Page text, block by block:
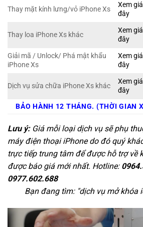
Thay mặt kính lưng/vỏ iPhone Xs
Xem
đây
Thay loa iPhone Xs khác
Xem
đây
Giải mã / Unlock/ Phá mật khẩu
iPhone Xs
Xem
đây
Dịch vụ sửa chữa iPhone Xs khác
Xem
đây
BẢO HÀNH 12 THÁNG. (THỜI GIAN
Lưu ý:Giá mỗi loại dịch vụ sẽ phụ
máy điện thoại iPhone do đó quý
trực tiếp trung tâm để được hỗ trợ về
được báo giá mới nhất. Hotline:
0977.602.688
Bạn đang tìm: "dịch vụ mở khóa